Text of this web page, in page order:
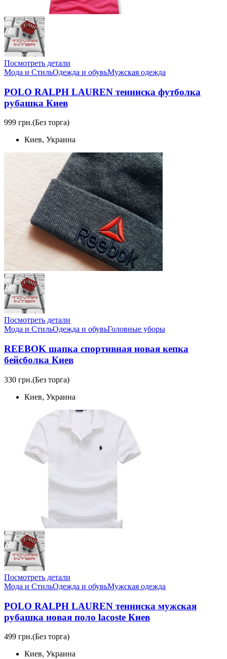
Посмотреть детали
Мода и СтильОдежда и обувьМужская одежда
POLO RALPH LAUREN тенниска футболка
рубашка Киев
999 грн.(Без торга)
Киев, Украина
Посмотреть детали
Мода и СтильОдежда и обувьГоловные уборы
REEBOK шапка спортивная новая кепка
бейсболка Киев
330 грн.(Без торга)
Киев, Украина
Посмотреть детали
Мода и СтильОдежда и обувьМужская одежда
POLO RALPH LAUREN тенниска мужская
рубашка новая поло lacoste Киев
499 грн.(Без торга)
Киев, Украина